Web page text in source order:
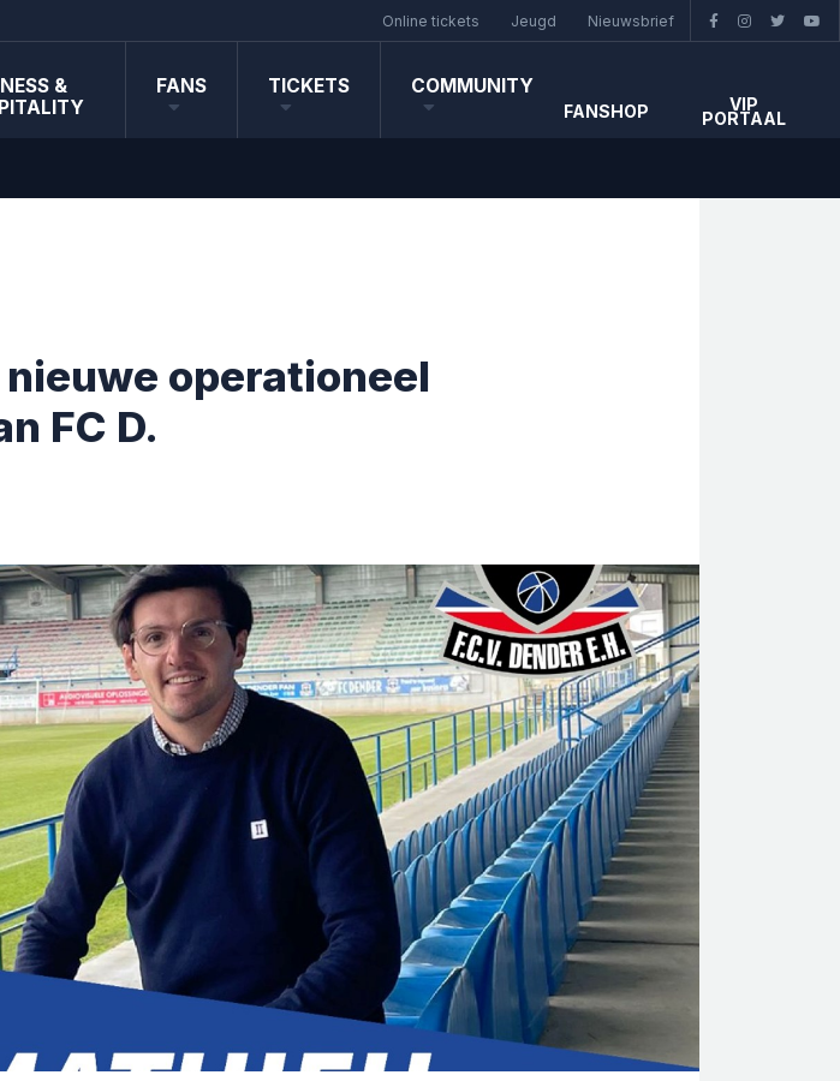
Online tickets Jeugd Nieuwsbrief
&
FANS TICKETS COMMUNITY
FANSHOP VIP
PORTAAL
operationeel
FC D.